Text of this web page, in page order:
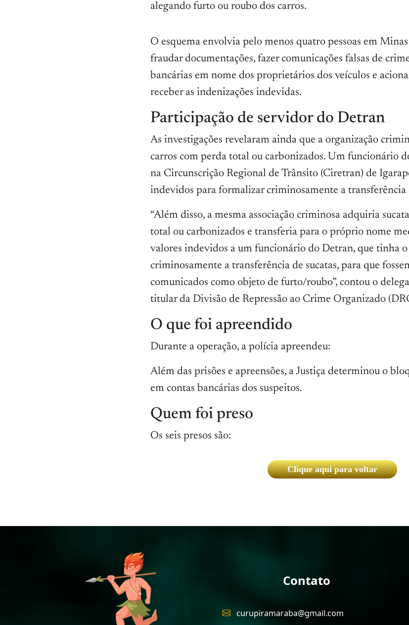
alegando furto ou roubo dos carros.
O esquema envolvia pelo menos quatro pessoas em
fraudar documentações, fazer comunicações falsas de
bancárias em nome dos proprietários dos veículos e
receber as indenizações indevidas.
Participação de servidor do Detran
As investigações revelaram ainda que a organização
carros com perda total ou carbonizados. Um funcionário
na Circunscrição Regional de Trânsito (Ciretran) de
indevidos para formalizar criminosamente a transferência
“Além disso, a mesma associação criminosa adquiria
total ou carbonizados e transferia para o próprio nome
valores indevidos a um funcionário do Detran, que tinha
criminosamente a transferência de sucatas, para que
comunicados como objeto de furto/roubo”, contou o
titular da Divisão de Repressão ao Crime Organizado
O que foi apreendido
Durante a operação, a polícia apreendeu:
Além das prisões e apreensões, a Justiça determinou o
em contas bancárias dos suspeitos.
Quem foi preso
Os seis presos são:
Clique aqui para voltar
Contato
curupiramaraba@gmail.com